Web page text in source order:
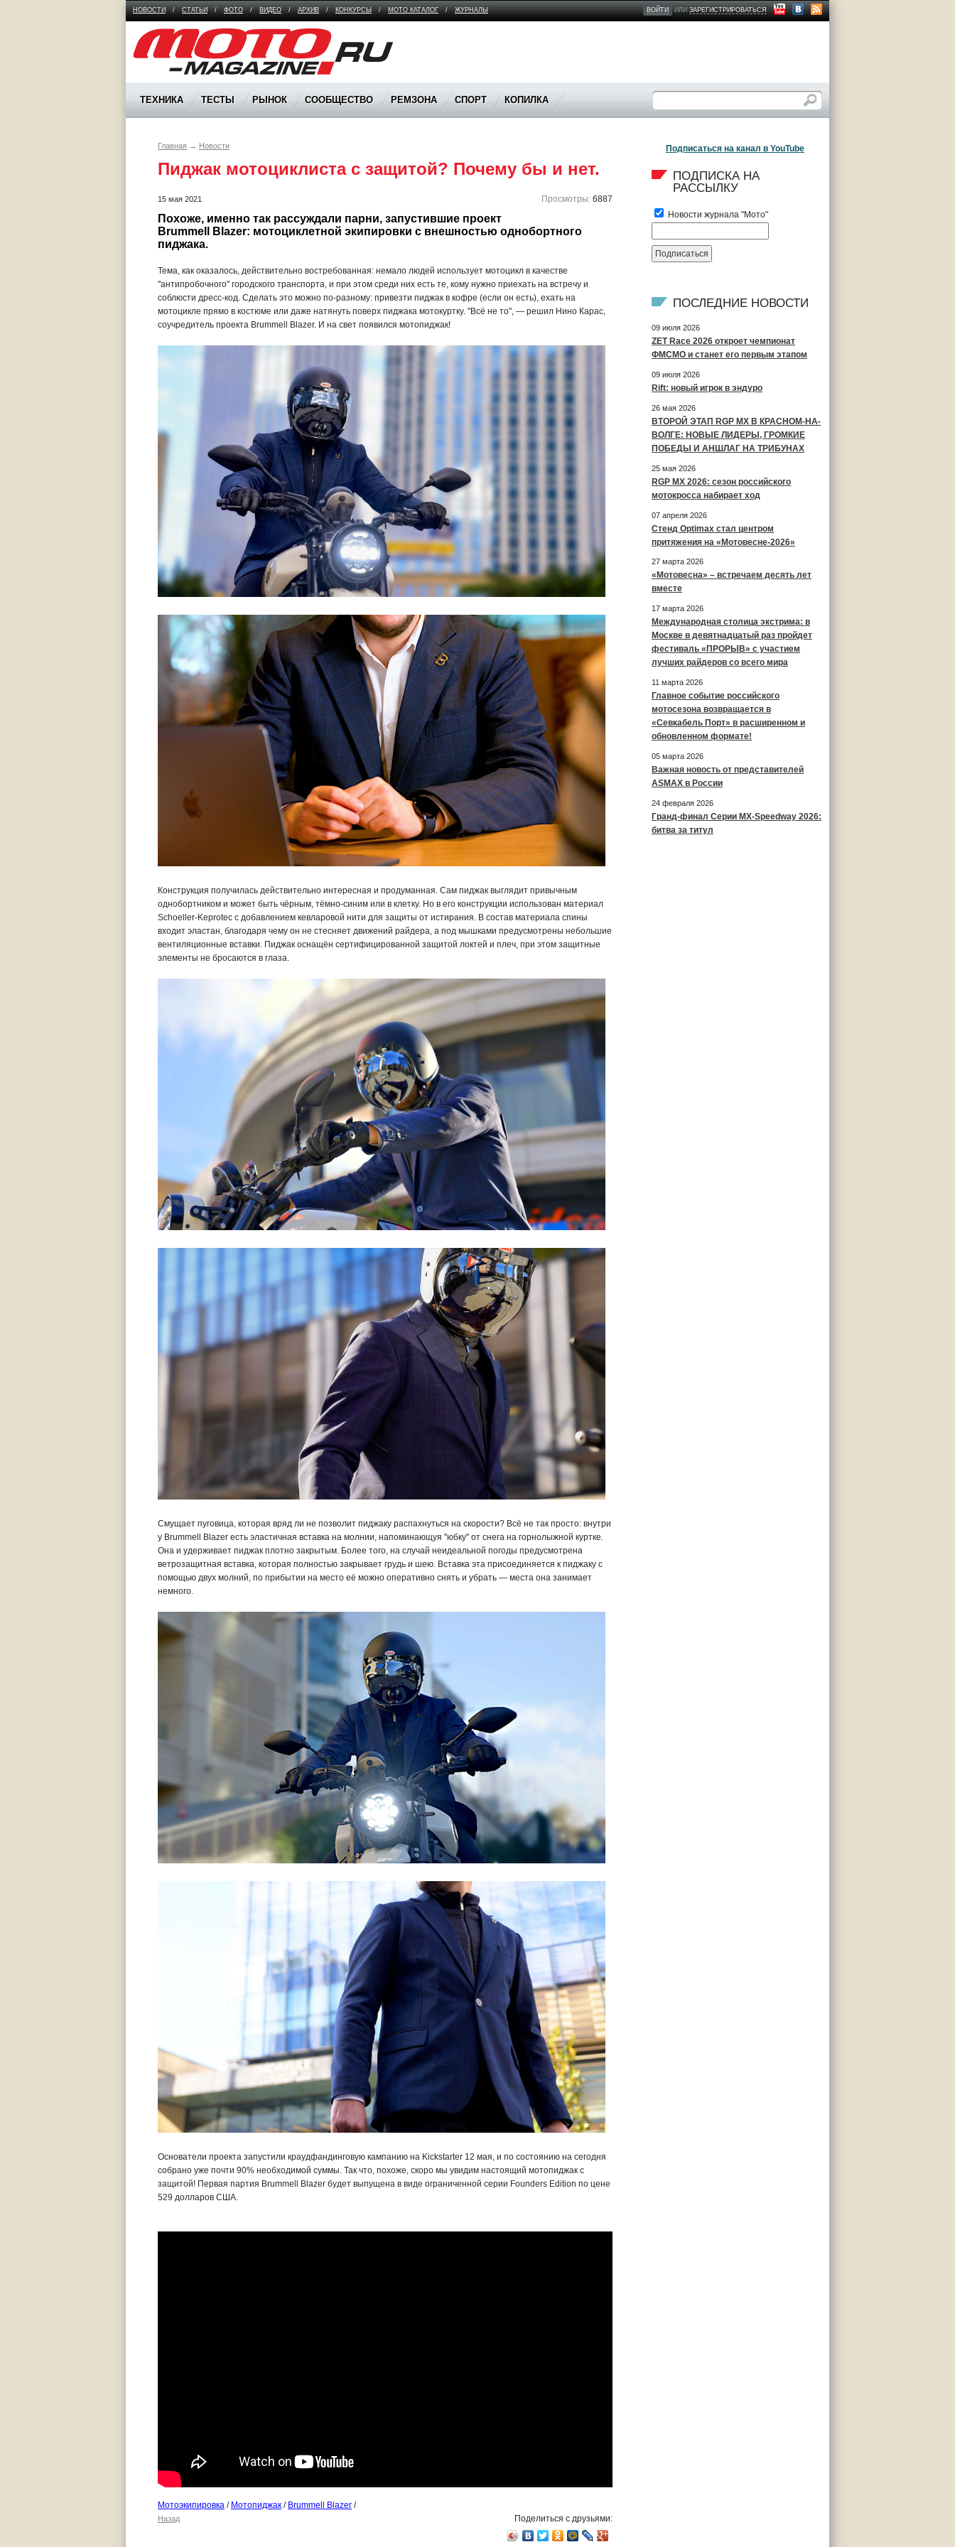
НОВОСТИ / СТАТЬИ / ФОТО / ВИДЕО / АРХИВ / КОНКУРСЫ / МОТО КАТАЛОГ / ЖУРНАЛЫ ВОЙТИ ИЛИЗАРЕГИСТРИРОВАТЬСЯ
Moto Magazine
ТЕХНИКА ТЕСТЫ РЫНОК СООБЩЕСТВО РЕМЗОНА СПОРТ КОПИЛКА
Главная → Новости
Пиджак мотоциклиста с защитой? Почему бы и нет.
Просмотры: 6887
15 мая 2021
Похоже, именно так рассуждали парни, запустившие проект
Brummell Blazer: мотоциклетной экипировки с внешностью однобортного
пиджака.
Тема, как оказалось, действительно востребованная: немало людей использует мотоцикл в качестве
"антипробочного" городского транспорта, и при этом среди них есть те, кому нужно приехать на встречу и
соблюсти дресс-код. Сделать это можно по-разному: привезти пиджак в кофре (если он есть), ехать на
мотоцикле прямо в костюме или даже натянуть поверх пиджака мотокуртку. "Всё не то", — решил Нино Карас,
соучредитель проекта Brummell Blazer. И на свет появился мотопиджак!
Конструкция получилась действительно интересная и продуманная. Сам пиджак выглядит привычным
однобортником и может быть чёрным, тёмно-синим или в клетку. Но в его конструкции использован материал
Schoeller-Keprotec с добавлением кевларовой нити для защиты от истирания. В состав материала спины
входит эластан, благодаря чему он не стесняет движений райдера, а под мышками предусмотрены небольшие
вентиляционные вставки. Пиджак оснащён сертифицированной защитой локтей и плеч, при этом защитные
элементы не бросаются в глаза.
Смущает пуговица, которая вряд ли не позволит пиджаку распахнуться на скорости? Всё не так просто: внутри
у Brummell Blazer есть эластичная вставка на молнии, напоминающуя "юбку" от снега на горнолыжной куртке.
Она и удерживает пиджак плотно закрытым. Более того, на случай неидеальной погоды предусмотрена
ветрозащитная вставка, которая полностью закрывает грудь и шею. Вставка эта присоединяется к пиджаку с
помощью двух молний, по прибытии на место её можно оперативно снять и убрать — места она занимает
немного.
Основатели проекта запустили краудфандинговую кампанию на Kickstarter 12 мая, и по состоянию на сегодня
собрано уже почти 90% необходимой суммы. Так что, похоже, скоро мы увидим настоящий мотопиджак с
защитой! Первая партия Brummell Blazer будет выпущена в виде ограниченной серии Founders Edition по цене
529 долларов США.
Мотоэкипировка / Мотопиджак / Brummell Blazer /
Назад Поделиться с друзьями:
Подписаться на канал в YouTube
ПОДПИСКА НА
РАССЫЛКУ
Новости журнала "Мото"
ПОСЛЕДНИЕ НОВОСТИ
09 июля 2026
ZET Race 2026 откроет чемпионат
ФМСМО и станет его первым этапом
09 июля 2026
Rift: новый игрок в эндуро
26 мая 2026
ВТОРОЙ ЭТАП RGP MX В КРАСНОМ-НА-
ВОЛГЕ: НОВЫЕ ЛИДЕРЫ, ГРОМКИЕ
ПОБЕДЫ И АНШЛАГ НА ТРИБУНАХ
25 мая 2026
RGP MX 2026: сезон российского
мотокросса набирает ход
07 апреля 2026
Стенд Optimax стал центром
притяжения на «Мотовесне-2026»
27 марта 2026
«Мотовесна» – встречаем десять лет
вместе
17 марта 2026
Международная столица экстрима: в
Москве в девятнадцатый раз пройдет
фестиваль «ПРОРЫВ» с участием
лучших райдеров со всего мира
11 марта 2026
Главное событие российского
мотосезона возвращается в
«Севкабель Порт» в расширенном и
обновленном формате!
05 марта 2026
Важная новость от представителей
ASMAX в России
24 февраля 2026
Гранд-финал Серии MX-Speedway 2026:
битва за титул